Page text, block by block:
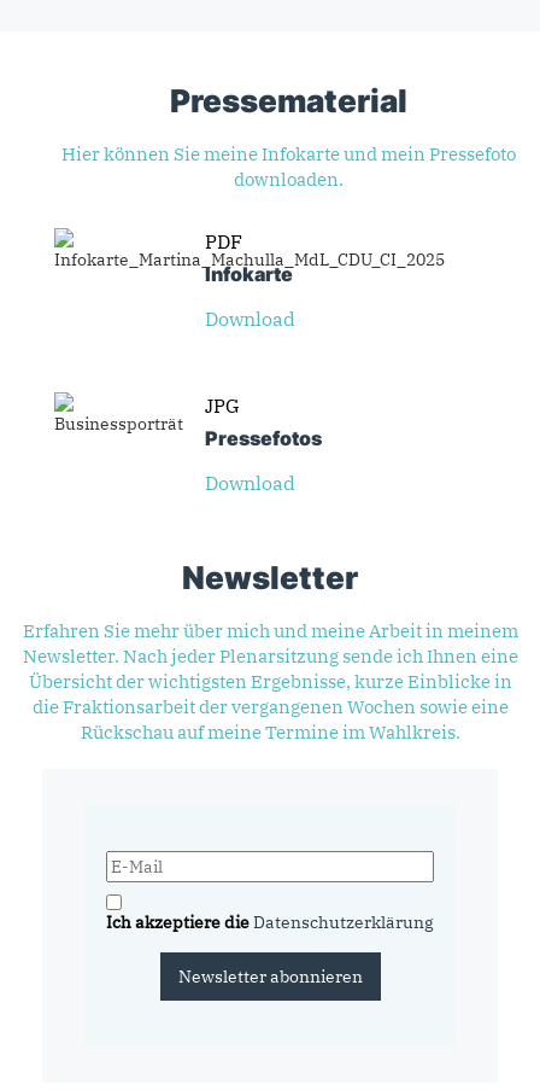
Pressematerial
Hier können Sie meine Infokarte und mein Pressefoto
downloaden.
PDF
Infokarte
Download
JPG
Presse­fotos
Download
Newsletter
Erfahren Sie mehr über mich und meine Arbeit in meinem
Newsletter. Nach jeder Plenarsitzung sende ich Ihnen eine
Übersicht der wichtigsten Ergebnisse, kurze Einblicke in
die Fraktionsarbeit der vergangenen Wochen sowie eine
Rückschau auf meine Termine im Wahlkreis.
Ich akzeptiere dieDatenschutzerklärung
Newsletter abonnieren